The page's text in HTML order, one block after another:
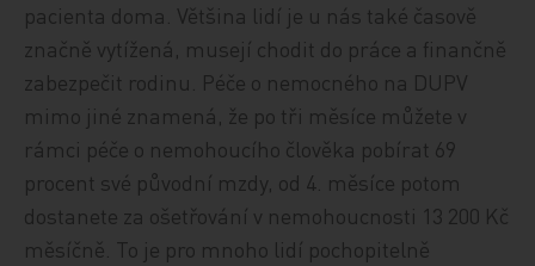
pacienta doma. Většina lidí je u nás také časově
značně vytížená, musejí chodit do práce a finančně
zabezpečit rodinu. Péče o nemocného na DUPV
mimo jiné znamená, že po tři měsíce můžete v
rámci péče o nemohoucího člověka pobírat 69
procent své původní mzdy, od 4. měsíce potom
dostanete za ošetřování v nemohoucnosti 13 200 Kč
měsíčně. To je pro mnoho lidí pochopitelně